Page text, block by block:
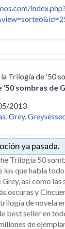
index.php?
'50 sombras de
2013
,Grey,
ya pasada.
Trilogía 50
los que habla
así como las
oscuras y
de novela
best seller en
de